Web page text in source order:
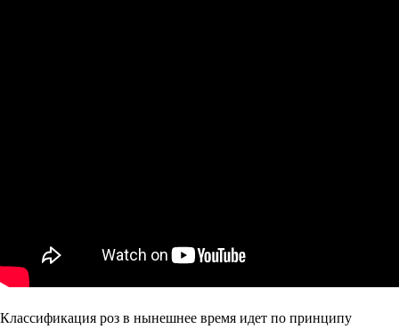
Классификация роз в нынешнее время идет по принципу